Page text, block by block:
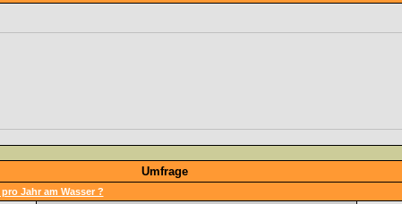
Umfrage
Jahr am Wasser ?